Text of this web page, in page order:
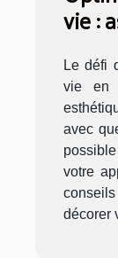
vie :
Le défi
vie en
avec
votre
décorer